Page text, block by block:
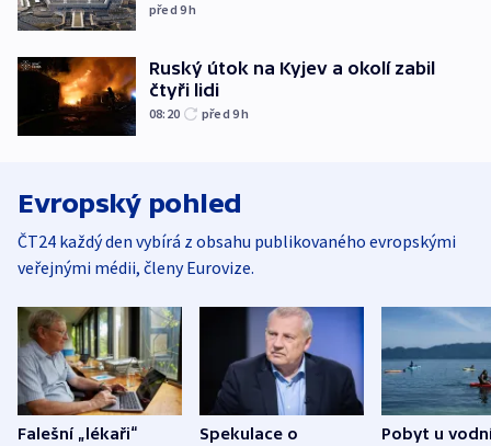
před 9h
Ruský útok na Kyjev a okolí zabil
čtyři lidi
08:20 před 9h
Evropský pohled
ČT24 každý den vybírá z obsahu publikovaného evropskými
veřejnými médii, členy Eurovize.
Falešní „lékaři“
Spekulace o
Pobyt u